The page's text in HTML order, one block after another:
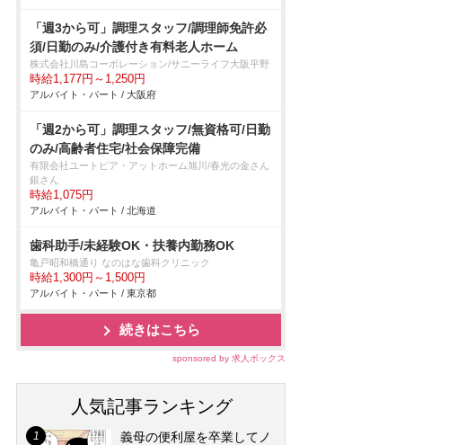
「週3から可」調理スタッフ/調理師免許必
須/日勤のみ/介護付き有料老人ホーム
株式会社川島コーポレーション/サニーライフ大阪平野
時給1,177円～1,250円
アルバイト・パート / 大阪府
「週2から可」調理スタッフ/無資格可/日勤
のみ/高齢者住宅/社会保障完備
有限会社ユートピア・アットホーム旭川/春光の金さん
銀さん
時給1,075円
アルバイト・パート / 北海道
歯科助手/未経験OK・扶養内勤務OK
亀戸昭和橋通り なのはな歯科クリニック
時給1,300円～1,500円
アルバイト・パート / 東京都
続きはこちら
sponsored by 求人ボックス
人気記事ランキング
義母の便利屋を卒業してノ